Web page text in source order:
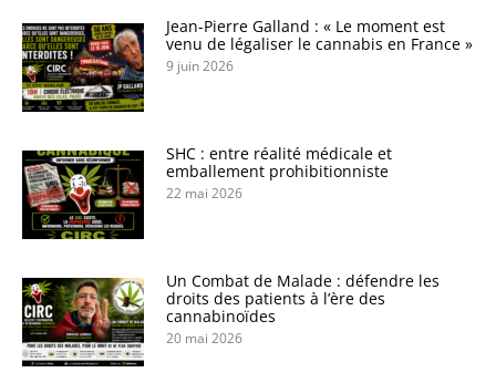
Jean-Pierre Galland : « Le moment est
venu de légaliser le cannabis en France »
9 juin 2026
SHC : entre réalité médicale et
emballement prohibitionniste
22 mai 2026
Un Combat de Malade : défendre les
droits des patients à l’ère des
cannabinoïdes
20 mai 2026